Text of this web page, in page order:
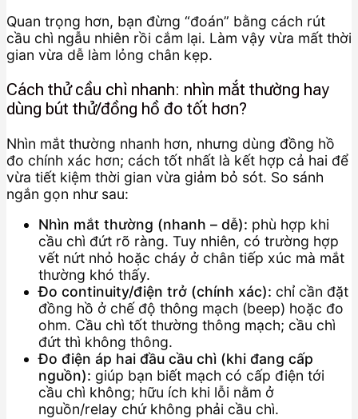
Quan trọng hơn, bạn đừng “đoán” bằng cách rút
cầu chì ngẫu nhiên rồi cắm lại. Làm vậy vừa mất thời
gian vừa dễ làm lỏng chân kẹp.
Cách thử cầu chì nhanh: nhìn mắt thường hay
dùng bút thử/đồng hồ đo tốt hơn?
Nhìn mắt thường nhanh hơn, nhưng dùng đồng hồ
đo chính xác hơn; cách tốt nhất là kết hợp cả hai để
vừa tiết kiệm thời gian vừa giảm bỏ sót. So sánh
ngắn gọn như sau:
Nhìn mắt thường (nhanh – dễ): phù hợp khi
cầu chì đứt rõ ràng. Tuy nhiên, có trường hợp
vết nứt nhỏ hoặc cháy ở chân tiếp xúc mà mắt
thường khó thấy.
Đo continuity/điện trở (chính xác): chỉ cần đặt
đồng hồ ở chế độ thông mạch (beep) hoặc đo
ohm. Cầu chì tốt thường thông mạch; cầu chì
đứt thì không thông.
Đo điện áp hai đầu cầu chì (khi đang cấp
nguồn): giúp bạn biết mạch có cấp điện tới
cầu chì không; hữu ích khi lỗi nằm ở
nguồn/relay chứ không phải cầu chì.